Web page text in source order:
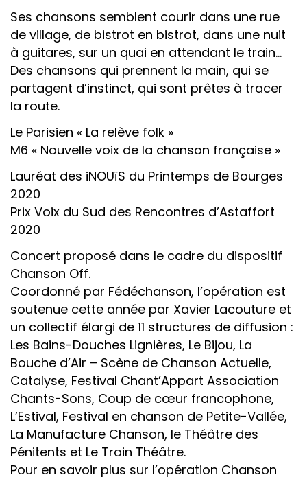
Ses chansons semblent courir dans une rue
de village, de bistrot en bistrot, dans une nuit
à guitares, sur un quai en attendant le train…
Des chansons qui prennent la main, qui se
partagent d’instinct, qui sont prêtes à tracer
la route.
Le Parisien « La relève folk »
M6 « Nouvelle voix de la chanson française »
​Lauréat des iNOUïS du Printemps de Bourges
2020
Prix Voix du Sud des Rencontres d’Astaffort
2020
Concert proposé dans le cadre du dispositif
Chanson Off.
Coordonné par Fédéchanson, l’opération est
soutenue cette année par Xavier Lacouture et
un collectif élargi de 11 structures de diffusion :
Les Bains-Douches Lignières, Le Bijou, La
Bouche d’Air – Scène de Chanson Actuelle,
Catalyse, Festival Chant’Appart Association
Chants-Sons, Coup de cœur francophone,
L’Estival, Festival en chanson de Petite-Vallée,
La Manufacture Chanson, le Théâtre des
Pénitents et Le Train Théâtre.
Pour en savoir plus sur l’opération Chanson